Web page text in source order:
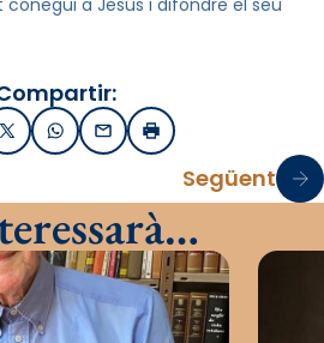
X / TwitterWhatsApp
EmailImprimir
Següent